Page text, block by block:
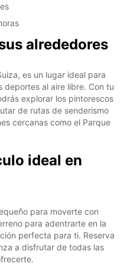
alrededores
es un lugar ideal para
deportes al aire libre. Con tu
explorar los pintorescos
de rutas de senderismo
cercanas como el Parque
ideal en
para moverte con
para adentrarte en la
perfecta para ti. Reserva
a disfrutar de todas las